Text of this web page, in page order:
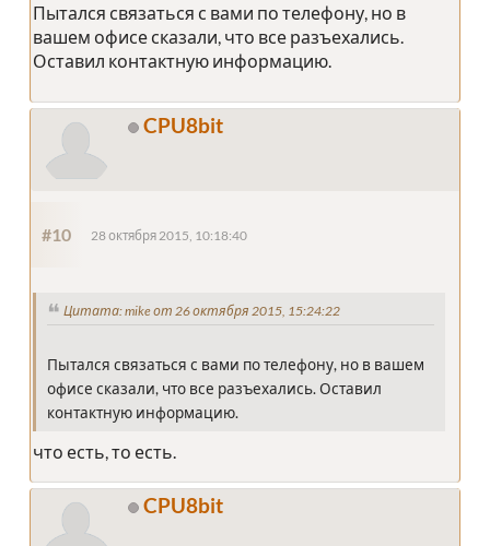
Пытался связаться с вами по телефону, но в
вашем офисе сказали, что все разъехались.
Оставил контактную информацию.
CPU8bit
#10 28 октября 2015, 10:18:40
Цитата: mike от 26 октября 2015, 15:24:22
Пытался связаться с вами по телефону, но в вашем
офисе сказали, что все разъехались. Оставил
контактную информацию.
что есть, то есть.
CPU8bit